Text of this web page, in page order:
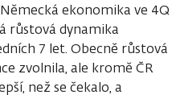
ekonomika ve 4Q
růstová dynamika
7 let. Obecně růstová
zvolnila, ale kromě ČR
než se čekalo, a